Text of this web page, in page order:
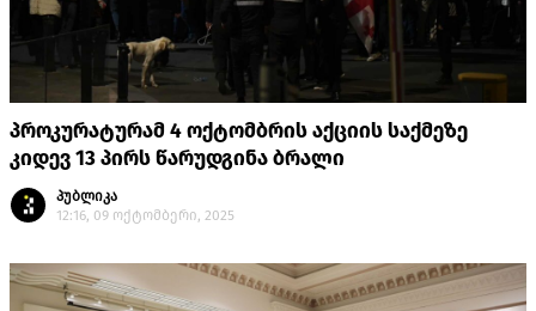
პროკურატურამ 4 ოქტომბრის აქციის საქმეზე
კიდევ 13 პირს წარუდგინა ბრალი
პუბლიკა
12:16, 09 ოქტომბერი, 2025